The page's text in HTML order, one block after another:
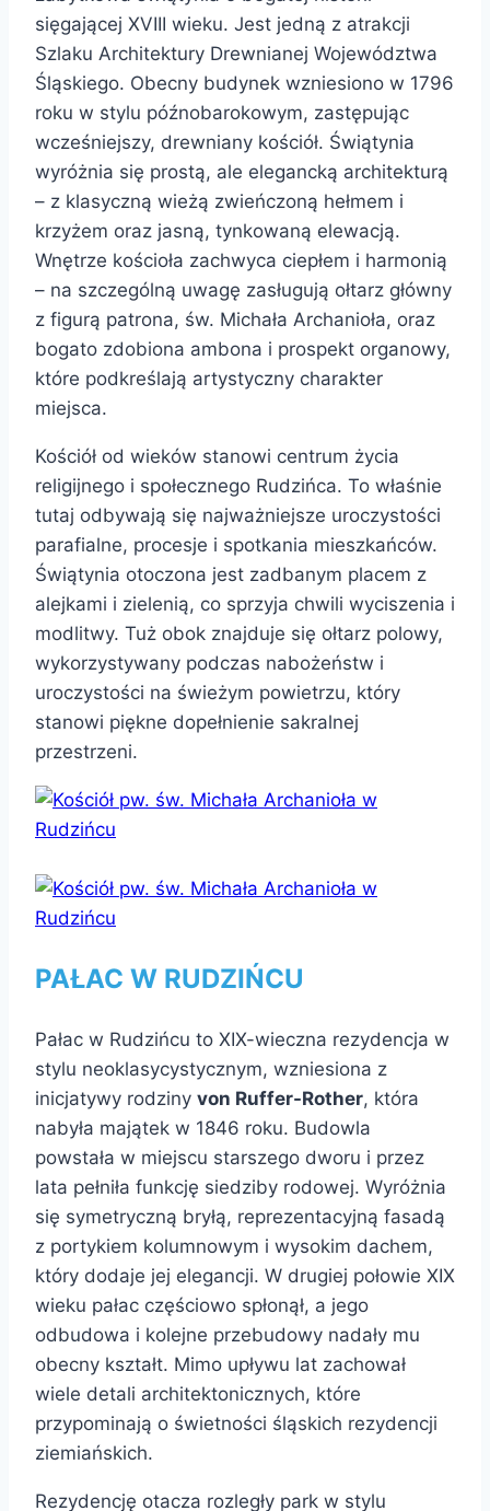
sięgającej XVIII wieku. Jest jedną z atrakcji
Szlaku Architektury Drewnianej Województwa
Śląskiego. Obecny budynek wzniesiono w 1796
roku w stylu późnobarokowym, zastępując
wcześniejszy, drewniany kościół. Świątynia
wyróżnia się prostą, ale elegancką architekturą
– z klasyczną wieżą zwieńczoną hełmem i
krzyżem oraz jasną, tynkowaną elewacją.
Wnętrze kościoła zachwyca ciepłem i harmonią
– na szczególną uwagę zasługują ołtarz główny
z figurą patrona, św. Michała Archanioła, oraz
bogato zdobiona ambona i prospekt organowy,
które podkreślają artystyczny charakter
miejsca.
Kościół od wieków stanowi centrum życia
religijnego i społecznego Rudzińca. To właśnie
tutaj odbywają się najważniejsze uroczystości
parafialne, procesje i spotkania mieszkańców.
Świątynia otoczona jest zadbanym placem z
alejkami i zielenią, co sprzyja chwili wyciszenia i
modlitwy. Tuż obok znajduje się ołtarz polowy,
wykorzystywany podczas nabożeństw i
uroczystości na świeżym powietrzu, który
stanowi piękne dopełnienie sakralnej
przestrzeni.
PAŁAC W RUDZIŃCU
Pałac w Rudzińcu to XIX-wieczna rezydencja w
stylu neoklasycystycznym, wzniesiona z
inicjatywy rodziny von Ruffer-Rother, która
nabyła majątek w 1846 roku. Budowla
powstała w miejscu starszego dworu i przez
lata pełniła funkcję siedziby rodowej. Wyróżnia
się symetryczną bryłą, reprezentacyjną fasadą
z portykiem kolumnowym i wysokim dachem,
który dodaje jej elegancji. W drugiej połowie XIX
wieku pałac częściowo spłonął, a jego
odbudowa i kolejne przebudowy nadały mu
obecny kształt. Mimo upływu lat zachował
wiele detali architektonicznych, które
przypominają o świetności śląskich rezydencji
ziemiańskich.
Rezydencję otacza rozległy park w stylu